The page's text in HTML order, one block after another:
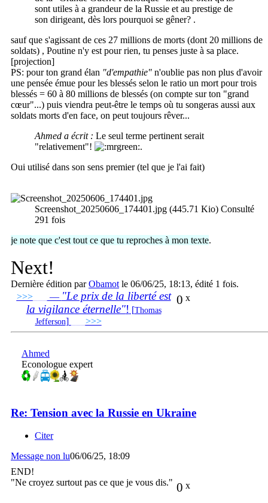
sont utiles à a grandeur de la Russie et au prestige de
son dirigeant, dès lors pourquoi se gêner? .
sauf que s'agissant de ces 27 millions de morts (dont 20 millions de
soldats) , Poutine n'y est pour rien, tu penses juste à sa place.
[projection]
PS: pour ton grand élan "d'empathie" n'oublie pas non plus d'avoir
une pensée émue pour les blessés selon le ratio un mort pour trois
blessés = 60 à 80 millions de blessés (on compte sur ton "grand
cœur"...) puis viendra peut-être le temps où tu songeras aussi aux
soldats morts d'en face, on peut toujours rêver...
Ahmed a écrit : Le seul terme pertinent serait
"relativement"!
.
Oui utilisé dans son sens premier (tel que je l'ai fait)
Screenshot_20250606_174401.jpg (445.71 Kio) Consulté
291 fois
je note que c'est tout ce que tu reproches à mon texte.
Next!
Dernière édition parObamot le 06/06/25, 18:13, édité 1 fois.
0 x
>>>___ — "Le prix de la liberté est
la vigilance éternelle"! [Thomas
Jefferson] >>>______________________________
Ahmed
Econologue expert
Re: Tension avec la Russie en Ukraine
Citer
Message non lu06/06/25, 18:09
END!
0 x
"Ne croyez surtout pas ce que je vous dis."